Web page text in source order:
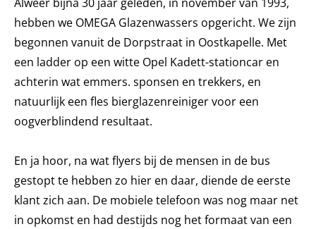
Alweer bijna 30 jaar geleden, in november van 1993,
hebben we OMEGA Glazenwassers opgericht. We zijn
begonnen vanuit de Dorpstraat in Oostkapelle. Met
een ladder op een witte Opel Kadett-stationcar en
achterin wat emmers. sponsen en trekkers, en
natuurlijk een fles bierglazenreiniger voor een
oogverblindend resultaat.
En ja hoor, na wat flyers bij de mensen in de bus
gestopt te hebben zo hier en daar, diende de eerste
klant zich aan. De mobiele telefoon was nog maar net
in opkomst en had destijds nog het formaat van een